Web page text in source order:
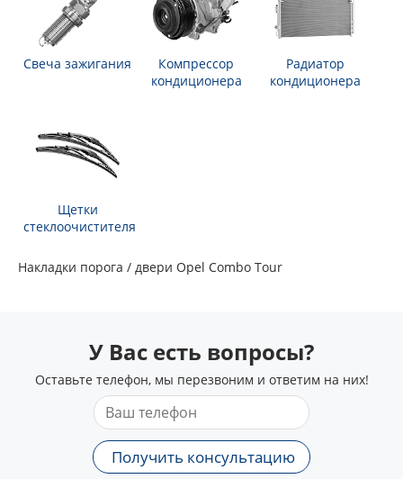
Свеча зажигания
Компрессор
кондиционера
Радиатор
кондиционера
Щетки
стеклоочистителя
Накладки порога / двери Opel Combo Tour
У Вас есть вопросы?
Оставьте телефон, мы перезвоним и ответим на них!
Получить консультацию